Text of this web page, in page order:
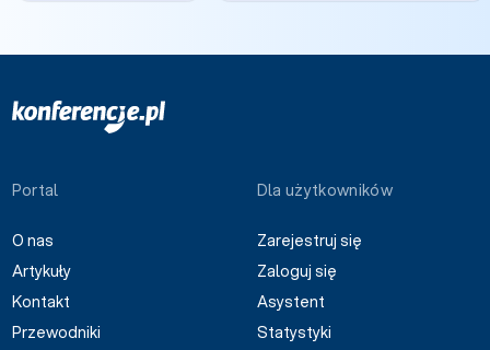
Portal
O nas
Artykuły
Kontakt
Przewodniki
Dla użytkowników
Zarejestruj się
Zaloguj się
Asystent
Statystyki